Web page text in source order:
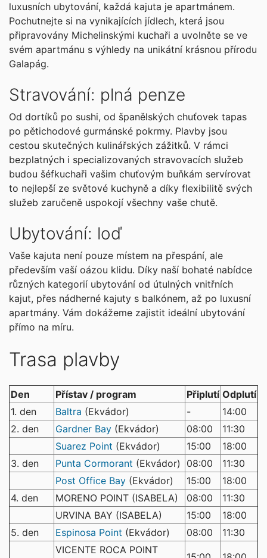
luxusních ubytování, každá kajuta je apartmánem.
Pochutnejte si na vynikajících jídlech, která jsou
připravovány Michelinskými kuchaři a uvolněte se ve
svém apartmánu s výhledy na unikátní krásnou přírodu
Galapág.
Stravování: plná penze
Od dortíků po sushi, od španělských chuťovek tapas
po pětichodové gurmánské pokrmy. Plavby jsou
cestou skutečných kulinářských zážitků. V rámci
bezplatných i specializovaných stravovacích služeb
budou šéfkuchaři vašim chuťovým buňkám servírovat
to nejlepší ze světové kuchyně a díky flexibilitě svých
služeb zaručeně uspokojí všechny vaše chutě.
Ubytování: loď
Vaše kajuta není pouze místem na přespání, ale
především vaší oázou klidu. Díky naší bohaté nabídce
různých kategorií ubytování od útulných vnitřních
kajut, přes nádherné kajuty s balkónem, až po luxusní
apartmány. Vám dokážeme zajistit ideální ubytování
přímo na míru.
Trasa plavby
Den Přístav / program Připlutí Odplutí
1. den
Baltra (Ekvádor) -
14:00
2. den
Gardner Bay (Ekvádor) 08:00
11:30
Suarez Point (Ekvádor) 15:00
18:00
3. den
Punta Cormorant (Ekvádor) 08:00
11:30
Post Office Bay (Ekvádor) 15:00
18:00
4. den
MORENO POINT (ISABELA) 08:00
11:30
URVINA BAY (ISABELA)
15:00
18:00
5. den
Espinosa Point (Ekvádor) 08:00
11:30
VICENTE ROCA POINT